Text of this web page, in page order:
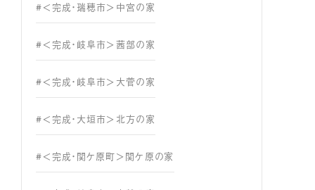
#＜完成・瑞穂市＞中宮の家
#＜完成・岐阜市＞茜部の家
#＜完成・岐阜市＞大菅の家
#＜完成・大垣市＞北方の家
#＜完成・関ケ原町＞関ケ原の家